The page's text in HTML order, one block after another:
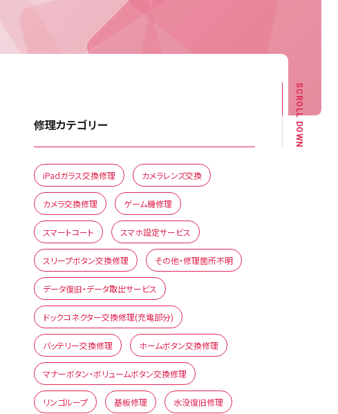
SCROLL DOWN
修理カテゴリー
iPadガラス交換修理 カメラレンズ交換
カメラ交換修理 ゲーム機修理
スマートコート スマホ設定サービス
スリープボタン交換修理 その他・修理箇所不明
データ復旧・データ取出サービス
ドックコネクター交換修理(充電部分)
バッテリー交換修理 ホームボタン交換修理
マナーボタン・ボリュームボタン交換修理
リンゴループ 基板修理 水没復旧修理